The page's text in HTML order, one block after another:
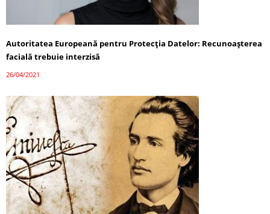
Autoritatea Europeană pentru Protecția Datelor: Recunoașterea
facială trebuie interzisă
26/04/2021